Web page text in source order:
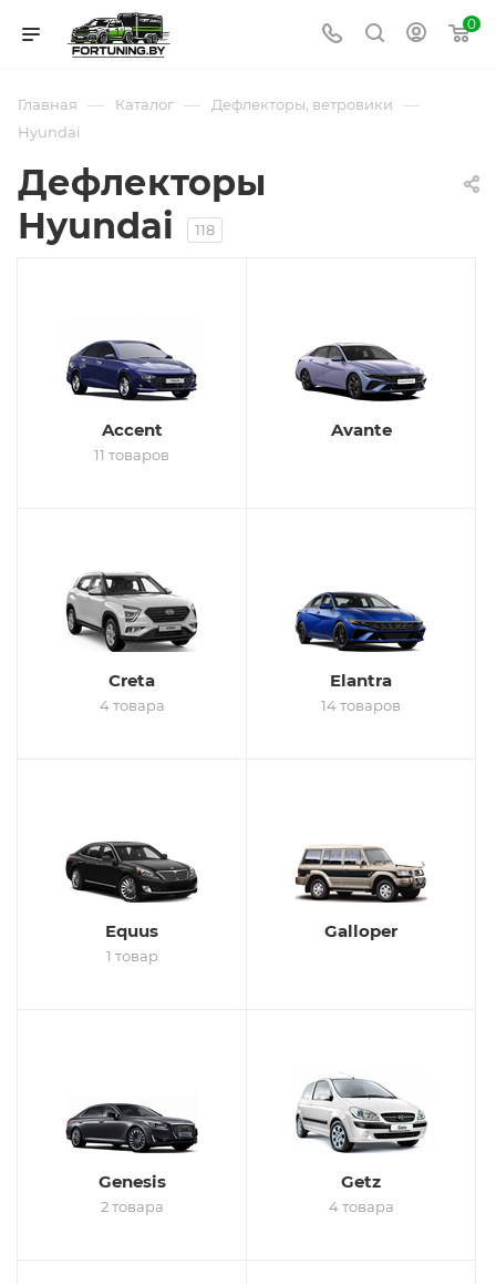
0
Главная — Каталог — Дефлекторы, ветровики —
Hyundai
Дефлекторы
Hyundai
118
Accent
11 товаров
Avante
Creta
4 товара
Elantra
14 товаров
Equus
1 товар
Galloper
Genesis
2 товара
Getz
4 товара